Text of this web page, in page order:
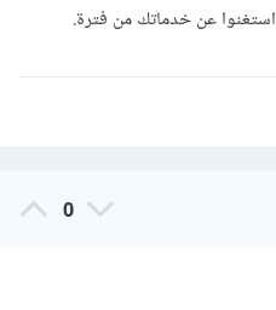
عن خدماتك من فترة.
0